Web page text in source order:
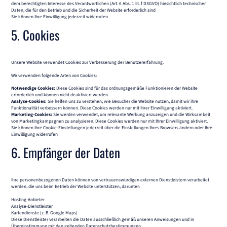
dem berechtigten Interesse des Verantwortlichen (Art. 6 Abs. 1 lit. f DSGVO) hinsichtlich technischer
Daten, die für den Betrieb und die Sicherheit der Website erforderlich sind
Sie können Ihre Einwilligung jederzeit widerrufen.
5. Cookies
Unsere Website verwendet Cookies zur Verbesserung der Benutzererfahrung.
Wir verwenden folgende Arten von Cookies:
Notwendige Cookies:Diese Cookies sind für das ordnungsgemäße Funktionieren der Website
erforderlich und können nicht deaktiviert werden.
Analyse-Cookies:Sie helfen uns zu verstehen, wie Besucher die Website nutzen, damit wir ihre
Funktionalität verbessern können. Diese Cookies werden nur mit Ihrer Einwilligung aktiviert.
Marketing-Cookies:Sie werden verwendet, um relevante Werbung anzuzeigen und die Wirksamkeit
von Marketingkampagnen zu analysieren. Diese Cookies werden nur mit Ihrer Einwilligung aktiviert.
Sie können Ihre Cookie-Einstellungen jederzeit über die Einstellungen Ihres Browsers ändern oder Ihre
Einwilligung widerrufen
6. Empfänger der Daten
Ihre personenbezogenen Daten können von vertrauenswürdigen externen Dienstleistern verarbeitet
werden, die uns beim Betrieb der Website unterstützen, darunter:
Hosting-Anbieter
Analyse-Dienstleister
Kartendienste (z. B. Google Maps)
Diese Dienstleister verarbeiten die Daten ausschließlich gemäß unseren Anweisungen und in